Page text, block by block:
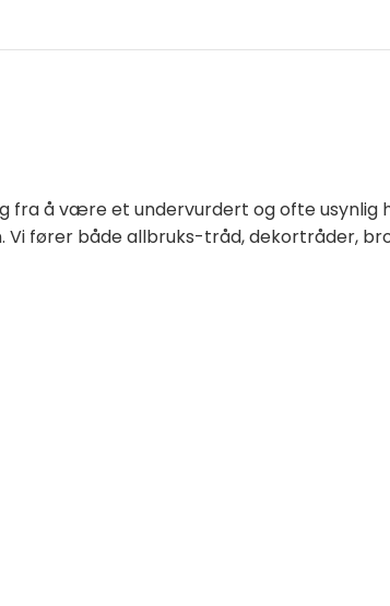
fra å være et undervurdert og ofte usynlig
fører både allbruks-tråd, dekortråder,